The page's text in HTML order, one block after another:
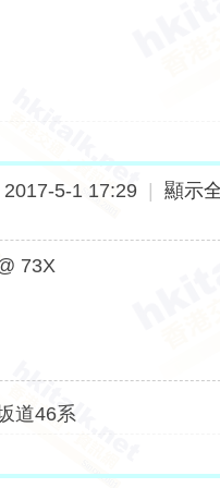
5-1 17:29 顯示
73X
道46系